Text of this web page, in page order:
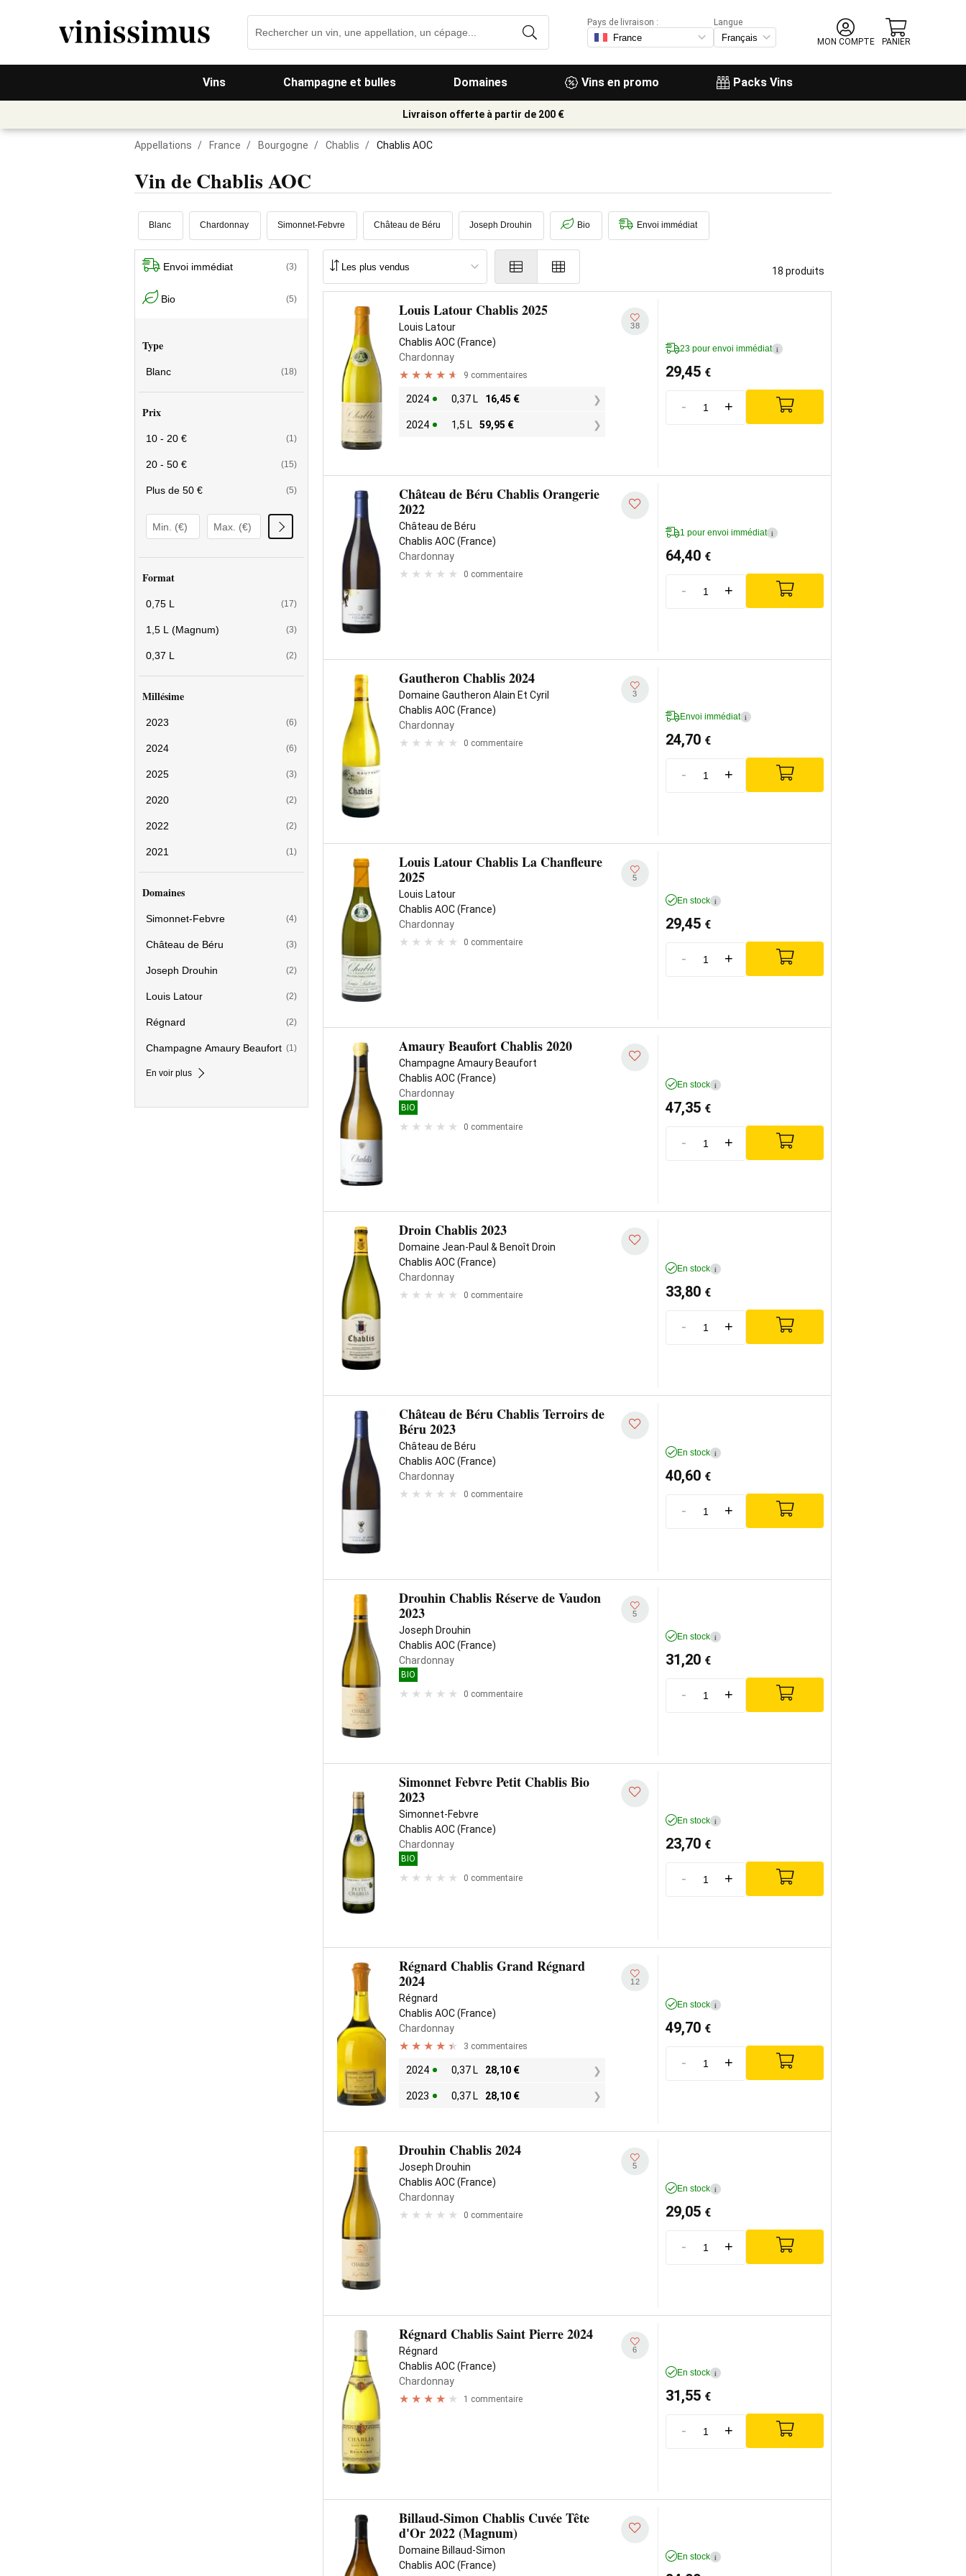
Vins Champagne et bulles Domaines Vins en promo Packs Vins
Pays de livraison :
Langue
MON COMPTE
PANIER
Livraison offerte à partir de 200 €
Appellations / France / Bourgogne / Chablis / Chablis AOC
Vin de Chablis AOC
Blanc Chardonnay Simonnet-Febvre Château de Béru Joseph Drouhin Bio Envoi immédiat
Envoi immédiat (3)
Bio (5)
Type
Blanc (18)
Prix
10 - 20 € (1)
20 - 50 € (15)
Plus de 50 € (5)
Format
0,75 L (17)
1,5 L (Magnum) (3)
0,37 L (2)
Millésime
2023 (6)
2024 (6)
2025 (3)
2020 (2)
2022 (2)
2021 (1)
Domaines
Simonnet-Febvre (4)
Château de Béru (3)
Joseph Drouhin (2)
Louis Latour (2)
Régnard (2)
Champagne Amaury Beaufort (1)
En voir plus
18 produits
Louis Latour Chablis 2025
Louis Latour
Chablis AOC (France)
Chardonnay
9 commentaires
2024 0,37 L 16,45 €
2024 1,5 L 59,95 €
38
23 pour envoi immédiat i
29,45 €
- +
Château de Béru Chablis Orangerie
2022
Château de Béru
Chablis AOC (France)
Chardonnay
0 commentaire
1 pour envoi immédiat i
64,40 €
- +
Gautheron Chablis 2024
Domaine Gautheron Alain Et Cyril
Chablis AOC (France)
Chardonnay
0 commentaire
3
Envoi immédiat i
24,70 €
- +
Louis Latour Chablis La Chanfleure
2025
Louis Latour
Chablis AOC (France)
Chardonnay
0 commentaire
5
En stock i
29,45 €
- +
Amaury Beaufort Chablis 2020
Champagne Amaury Beaufort
Chablis AOC (France)
Chardonnay
BIO
0 commentaire
En stock i
47,35 €
- +
Droin Chablis 2023
Domaine Jean-Paul & Benoît Droin
Chablis AOC (France)
Chardonnay
0 commentaire
En stock i
33,80 €
- +
Château de Béru Chablis Terroirs de
Béru 2023
Château de Béru
Chablis AOC (France)
Chardonnay
0 commentaire
En stock i
40,60 €
- +
Drouhin Chablis Réserve de Vaudon
2023
Joseph Drouhin
Chablis AOC (France)
Chardonnay
BIO
0 commentaire
5
En stock i
31,20 €
- +
Simonnet Febvre Petit Chablis Bio
2023
Simonnet-Febvre
Chablis AOC (France)
Chardonnay
BIO
0 commentaire
En stock i
23,70 €
- +
Régnard Chablis Grand Régnard
2024
Régnard
Chablis AOC (France)
Chardonnay
3 commentaires
2024 0,37 L 28,10 €
2023 0,37 L 28,10 €
12
En stock i
49,70 €
- +
Drouhin Chablis 2024
Joseph Drouhin
Chablis AOC (France)
Chardonnay
0 commentaire
5
En stock i
29,05 €
- +
Régnard Chablis Saint Pierre 2024
Régnard
Chablis AOC (France)
Chardonnay
1 commentaire
6
En stock i
31,55 €
- +
Billaud-Simon Chablis Cuvée Tête
d'Or 2022 (Magnum)
Domaine Billaud-Simon
Chablis AOC (France)
En stock i